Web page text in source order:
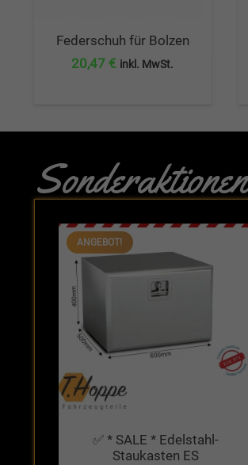
Federschuh für Bolzen
20,47 € inkl. MwSt.
Sonderaktionen
ANGEBOT!
✅ * SALE * Edelstahl-
Staukasten ES